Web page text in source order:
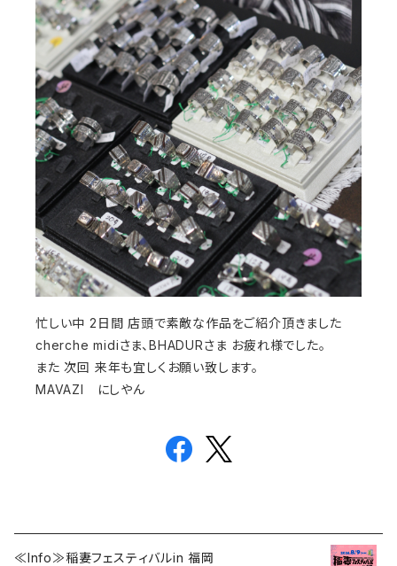
忙しい中 2日間 店頭で素敵な作品をご紹介頂きました
cherche midiさま、BHADURさま お疲れ様でした。
また 次回 来年も宜しくお願い致します。
MAVAZI にしやん
≪Info≫稲妻フェスティバルin 福岡